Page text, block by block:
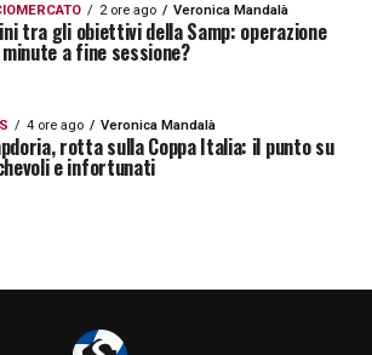
2 ore ago Veronica Mandalà
tra gli obiettivi della Samp: operazione
a fine sessione?
4 ore ago Veronica Mandalà
rotta sulla Coppa Italia: il punto su
e infortunati